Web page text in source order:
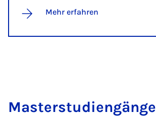
Mehr erfahren
Mas­ter­stu­dien­gän­ge